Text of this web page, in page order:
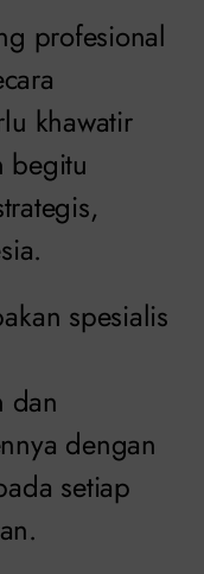
profesional
khawatir
begitu
spesialis
dan
dengan
setiap